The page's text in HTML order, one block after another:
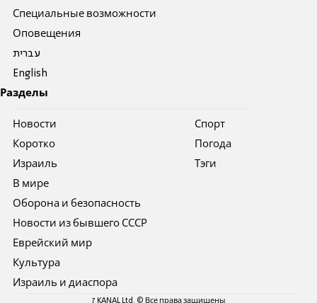
Специальные возможности
Оповещения
עברית
English
Разделы
Новости
Коротко
Израиль
В мире
Оборона и безопасность
Новости из бывшего СССР
Еврейский мир
Культура
Израиль и диаспора
Спорт
Погода
Тэги
7 KANAL Ltd. © Все права защищены